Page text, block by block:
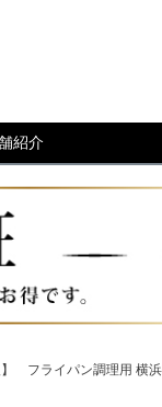
紹介
フライパン調理用 横